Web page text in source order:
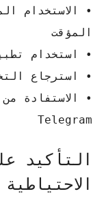
• الاستخدام
المؤقت
• استخدام
• استرجاع
• الاستفادة
Telegram
التأكيد